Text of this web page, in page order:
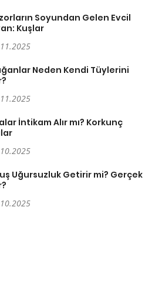
Soyundan Gelen Evcil
Kuşlar
Neden Kendi Tüylerini
İntikam Alır mı? Korkunç
Uğursuzluk Getirir mi? Gerçek